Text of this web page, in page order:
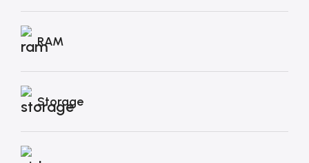
RAM
Storage